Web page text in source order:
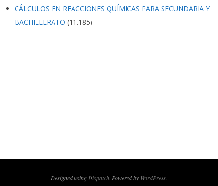
CÁLCULOS EN REACCIONES QUÍMICAS PARA SECUNDARIA Y
BACHILLERATO (11.185)
Designed using Dispatch . Powered by WordPress